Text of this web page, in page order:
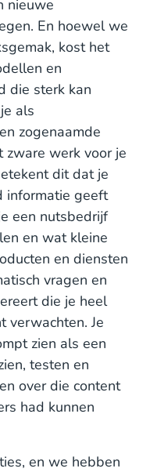
nieuwe
En hoewel we
kost het
en
die sterk kan
als
zogenaamde
werk voor je
dit dat je
informatie geeft
een nutsbedrijf
en wat kleine
en diensten
vragen en
die je heel
verwachten. Je
zien als een
testen en
over die content
had kunnen
en we hebben